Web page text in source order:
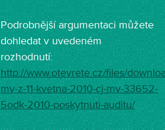
Podrobnější argumentaci můžete
dohledat v uvedeném
rozhodnutí:
http://www.otevrete.cz/files/
mv-z-11-kvetna-2010-cj-mv-33652-
5odk-2010-poskytnuti-auditu/